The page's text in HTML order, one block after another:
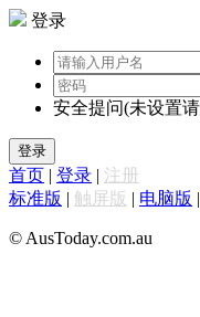
登录
安全提问(未设置
登录
首页 | 登录 | 注册
标准版 | 触屏版 | 电脑版 |
© AusToday.com.au